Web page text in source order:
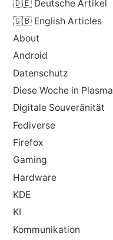
🇩🇪 Deutsche Artikel
🇬🇧 English Articles
About
Android
Datenschutz
Diese Woche in Plasma
Digitale Souveränität
Fediverse
Firefox
Gaming
Hardware
KDE
KI
Kommunikation